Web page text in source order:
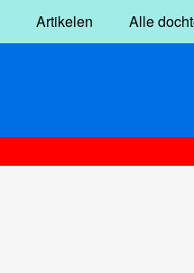
Artikelen Alle